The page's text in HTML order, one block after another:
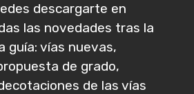
descargarte en
las novedades tras la
guía: vías nuevas,
de grado,
de las vías